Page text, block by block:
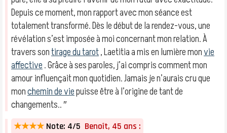
Depuis ce moment, mon rapport avec mon séance est
totalement transformé. Dès le début de la rendez-vous, une
révélation s’est imposée à moi concernant mon relation. À
travers sontirage du tarot, Laetitia a mis en lumière monvie
affective. Grâce à ses paroles, j’ai compris comment mon
amour influençait mon quotidien. Jamais je n’aurais cru que
monchemin de viepuisse être à l’origine de tant de
changements.. ″
★★★★ Note: 4/5 Benoît, 45 ans :